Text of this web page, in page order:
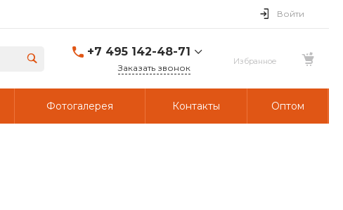
Войти
+7 495 142-48-71
Заказать звонок
Фотогалерея Контакты Оптом